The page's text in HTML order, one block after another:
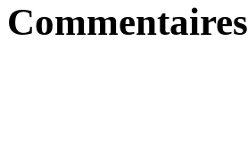
Commentaires